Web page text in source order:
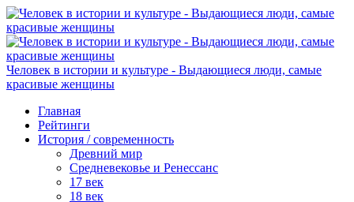
Человек в истории и культуре - Выдающиеся люди, самые
красивые женщины
Главная
Рейтинги
История / современность
Древний мир
Средневековье и Ренессанс
17 век
18 век